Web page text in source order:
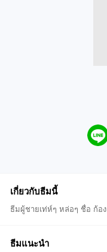
เกี่ยวกับธีมนี้
ธีมผู้ชายเท่ห์ๆ หล่อๆ ชื่อ ก้อง
ธีมแนะนำ